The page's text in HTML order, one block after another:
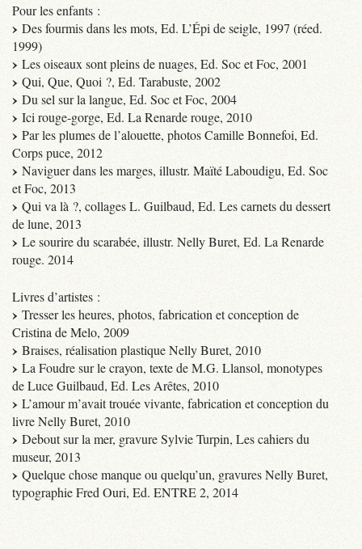
Pour les enfants :
Des fourmis dans les mots, Ed. L’Épi de seigle, 1997 (réed.
1999)
Les oiseaux sont pleins de nuages, Ed. Soc et Foc, 2001
Qui, Que, Quoi ?, Ed. Tarabuste, 2002
Du sel sur la langue, Ed. Soc et Foc, 2004
Ici rouge-gorge, Ed. La Renarde rouge, 2010
Par les plumes de l’alouette, photos Camille Bonnefoi, Ed.
Corps puce, 2012
Naviguer dans les marges, illustr. Maïté Laboudigu, Ed. Soc
et Foc, 2013
Qui va là ?, collages L. Guilbaud, Ed. Les carnets du dessert
de lune, 2013
Le sourire du scarabée, illustr. Nelly Buret, Ed. La Renarde
rouge. 2014
Livres d’artistes :
Tresser les heures, photos, fabrication et conception de
Cristina de Melo, 2009
Braises, réalisation plastique Nelly Buret, 2010
La Foudre sur le crayon, texte de M.G. Llansol, monotypes
de Luce Guilbaud, Ed. Les Arêtes, 2010
L’amour m’avait trouée vivante, fabrication et conception du
livre Nelly Buret, 2010
Debout sur la mer, gravure Sylvie Turpin, Les cahiers du
museur, 2013
Quelque chose manque ou quelqu’un, gravures Nelly Buret,
typographie Fred Ouri, Ed. ENTRE 2, 2014